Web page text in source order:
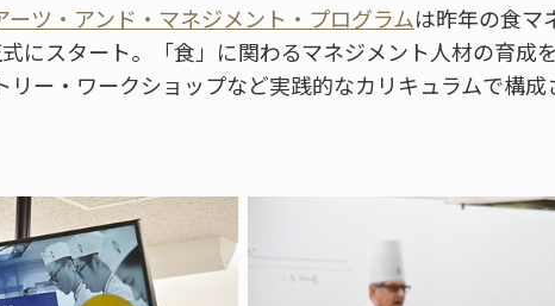
ツ・アンド・マネジメント・プログラムは昨年の食マ
にスタート。「食」に関わるマネジメント人材の育成
リー・ワークショップなど実践的なカリキュラムで構